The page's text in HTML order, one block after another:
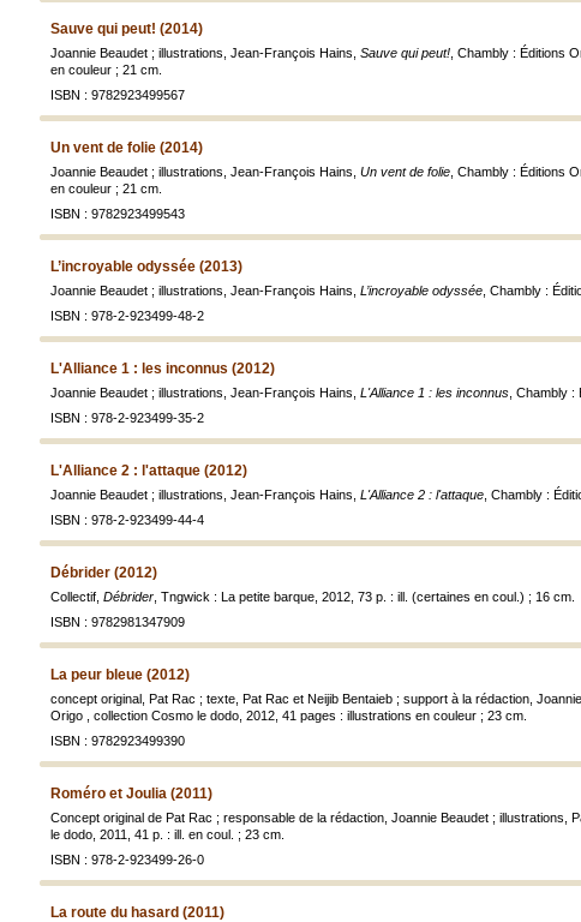
Sauve qui peut! (2014)
Joannie Beaudet ; illustrations, Jean-François Hains, Sauve qui peut! , Chambly : Éditions
en couleur ; 21 cm.
ISBN : 9782923499567
Un vent de folie (2014)
Joannie Beaudet ; illustrations, Jean-François Hains, Un vent de folie , Chambly : Éditions
en couleur ; 21 cm.
ISBN : 9782923499543
L’incroyable odyssée (2013)
Joannie Beaudet ; illustrations, Jean-François Hains, L’incroyable odyssée , Chambly :
ISBN : 978-2-923499-48-2
L'Alliance 1 : les inconnus (2012)
Joannie Beaudet ; illustrations, Jean-François Hains, L'Alliance 1 : les inconnus , Chambly
ISBN : 978-2-923499-35-2
L'Alliance 2 : l'attaque (2012)
Joannie Beaudet ; illustrations, Jean-François Hains, L'Alliance 2 : l'attaque , Chambly :
ISBN : 978-2-923499-44-4
Débrider (2012)
Collectif, Débrider , Tngwick : La petite barque, 2012, 73 p. : ill. (certaines en coul.) ; 16 cm.
ISBN : 9782981347909
La peur bleue (2012)
concept original, Pat Rac ; texte, Pat Rac et Neijib Bentaieb ; support à la rédaction,
Origo , collection Cosmo le dodo, 2012, 41 pages : illustrations en couleur ; 23 cm.
ISBN : 9782923499390
Roméro et Joulia (2011)
Concept original de Pat Rac ; responsable de la rédaction, Joannie Beaudet ; illustrations,
le dodo, 2011, 41 p. : ill. en coul. ; 23 cm.
ISBN : 978-2-923499-26-0
La route du hasard (2011)